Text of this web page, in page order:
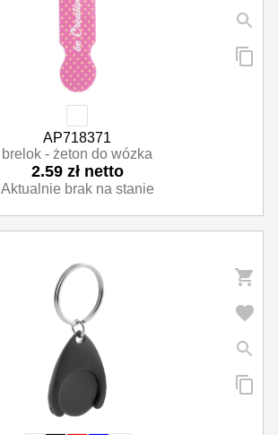
AP718371
brelok - żeton do wózka
2.59 zł netto
Aktualnie brak na stanie